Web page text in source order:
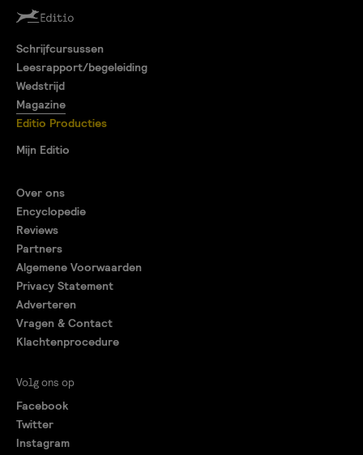
Schrijfcursussen
Leesrapport/begeleiding
Wedstrijd
Magazine
Editio Producties
Mijn Editio
Over ons
Encyclopedie
Reviews
Partners
Algemene Voorwaarden
Privacy Statement
Adverteren
Vragen & Contact
Klachtenprocedure
Volg ons op
Facebook
Twitter
Instagram